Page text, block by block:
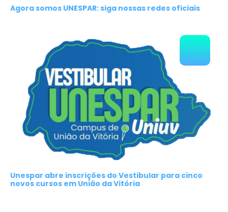
Agora somos UNESPAR: siga nossas redes oficiais
Unespar abre inscrições do Vestibular para cinco
novos cursos em União da Vitória